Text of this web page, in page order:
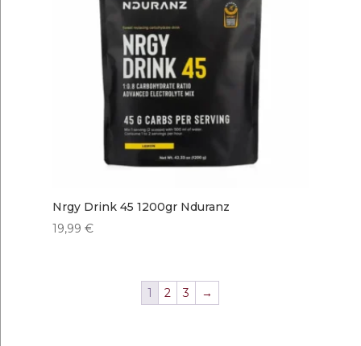
Nrgy Drink 45 1200gr Nduranz
19,99 €
1 2 3 →